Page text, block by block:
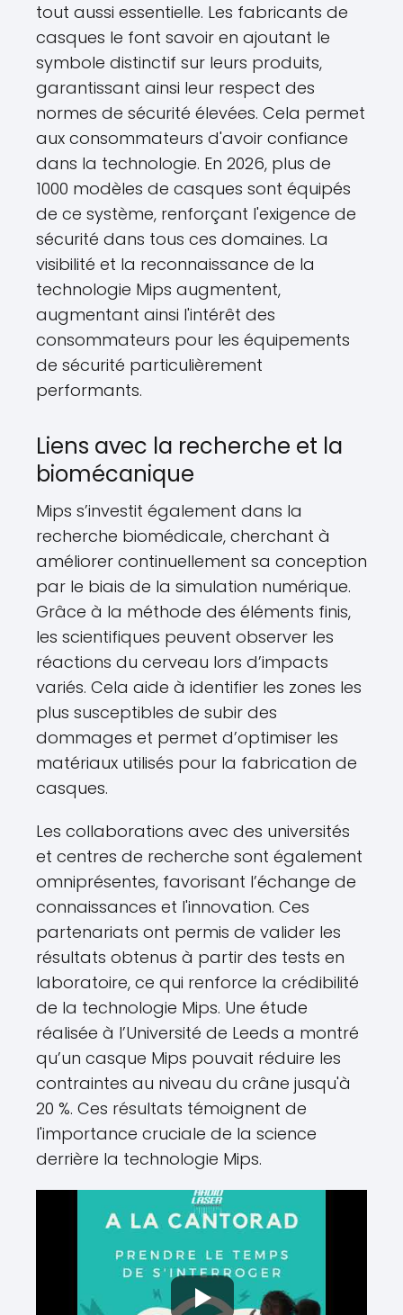
tout aussi essentielle. Les fabricants de
casques le font savoir en ajoutant le
symbole distinctif sur leurs produits,
garantissant ainsi leur respect des
normes de sécurité élevées. Cela permet
aux consommateurs d'avoir confiance
dans la technologie. En 2026, plus de
1000 modèles de casques sont équipés
de ce système, renforçant l'exigence de
sécurité dans tous ces domaines. La
visibilité et la reconnaissance de la
technologie Mips augmentent,
augmentant ainsi l'intérêt des
consommateurs pour les équipements
de sécurité particulièrement
performants.
Liens avec la recherche et la
biomécanique
Mips s’investit également dans la
recherche biomédicale, cherchant à
améliorer continuellement sa conception
par le biais de la simulation numérique.
Grâce à la méthode des éléments finis,
les scientifiques peuvent observer les
réactions du cerveau lors d’impacts
variés. Cela aide à identifier les zones les
plus susceptibles de subir des
dommages et permet d’optimiser les
matériaux utilisés pour la fabrication de
casques.
Les collaborations avec des universités
et centres de recherche sont également
omniprésentes, favorisant l’échange de
connaissances et l'innovation. Ces
partenariats ont permis de valider les
résultats obtenus à partir des tests en
laboratoire, ce qui renforce la crédibilité
de la technologie Mips. Une étude
réalisée à l’Université de Leeds a montré
qu’un casque Mips pouvait réduire les
contraintes au niveau du crâne jusqu'à
20 %. Ces résultats témoignent de
l'importance cruciale de la science
derrière la technologie Mips.